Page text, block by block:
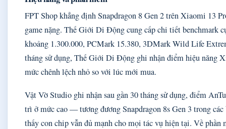
FPT Shop khẳng định Snapdragon 8 Gen 2 trên Xiaomi 13
game nặng. Thế Giới Di Động cung cấp chi tiết benchmark
khoảng 1.300.000, PCMark 15.380, 3DMark Wild Life
tháng sử dụng, Thế Giới Di Động ghi nhận điểm hiệu năng
mức chênh lệch nhỏ so với lúc mới mua.
Vật Vờ Studio ghi nhận sau gần 30 tháng sử dụng, điểm
trì ở mức cao — tương đương Snapdragon 8s Gen 3 trong
thấy con chip vẫn đủ mạnh cho mọi tác vụ hiện tại. Về phần